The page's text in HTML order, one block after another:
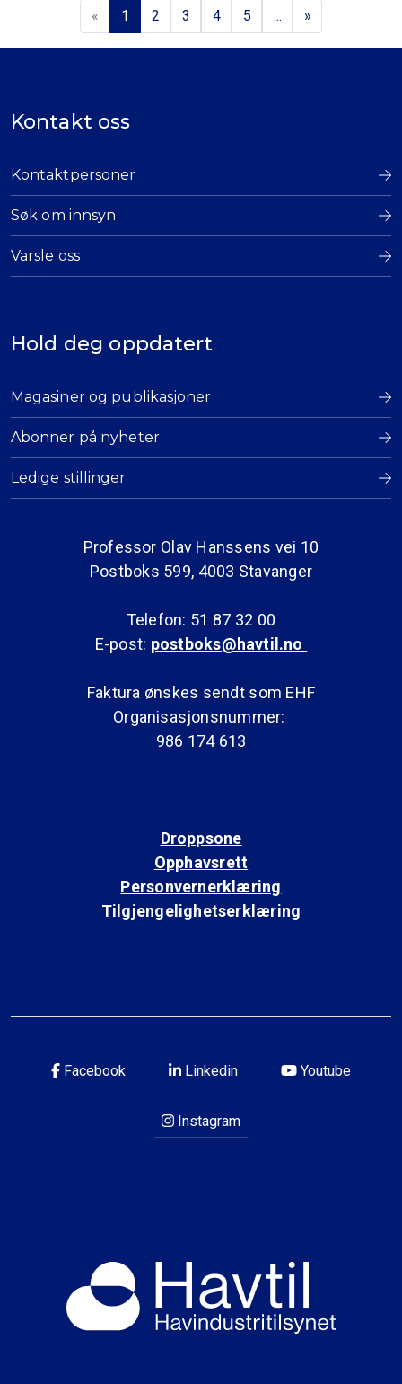
« 1 2 3 4 5 ... »
Kontakt oss
Kontaktpersoner
Søk om innsyn
Varsle oss
Hold deg oppdatert
Magasiner og publikasjoner
Abonner på nyheter
Ledige stillinger
Professor Olav Hanssens vei 10
Postboks 599, 4003 Stavanger
Telefon: 51 87 32 00
E-post: postboks@havtil.no
Faktura ønskes sendt som EHF
Organisasjonsnummer:
986 174 613
Droppsone
Opphavsrett
Personvernerklæring
Tilgjengelighetserklæring
Facebook Linkedin Youtube
Instagram